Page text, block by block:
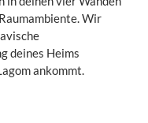
Wir
deines Heims
ankommt.